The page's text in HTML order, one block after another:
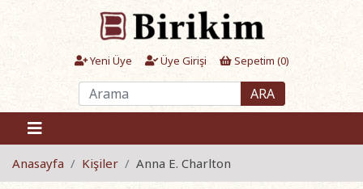
Yeni Üye Üye Girişi Sepetim (0)
ARA
Anasayfa Kişiler Anna E. Charlton